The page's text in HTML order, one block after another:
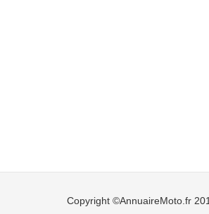
Copyright ©AnnuaireMoto.fr